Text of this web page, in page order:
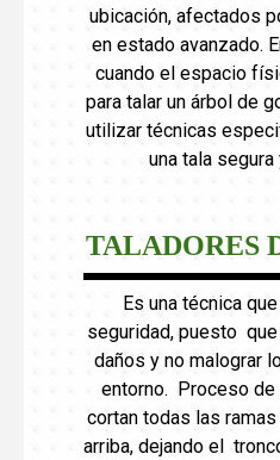
ubicación, afectados
en estado avanzado.
cuando el espacio
para talar un árbol de
utilizar técnicas
una tala segura
TALADORES
Es una técnica
seguridad, puesto
daños y no malograr
entorno. Proceso
cortan todas las
arriba, dejando el